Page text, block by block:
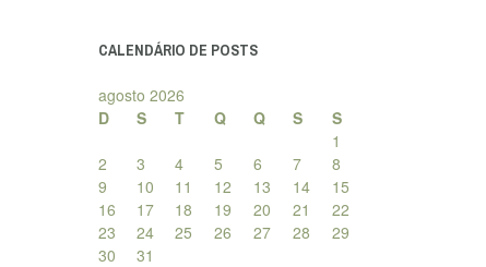
CALENDÁRIO DE POSTS
agosto 2026
D
S T Q Q S
S
1
2
3 4 5 6 7
8
9
10 11 12 13 14
15
16
17 18 19 20 21
22
23
24 25 26 27 28
29
30
31